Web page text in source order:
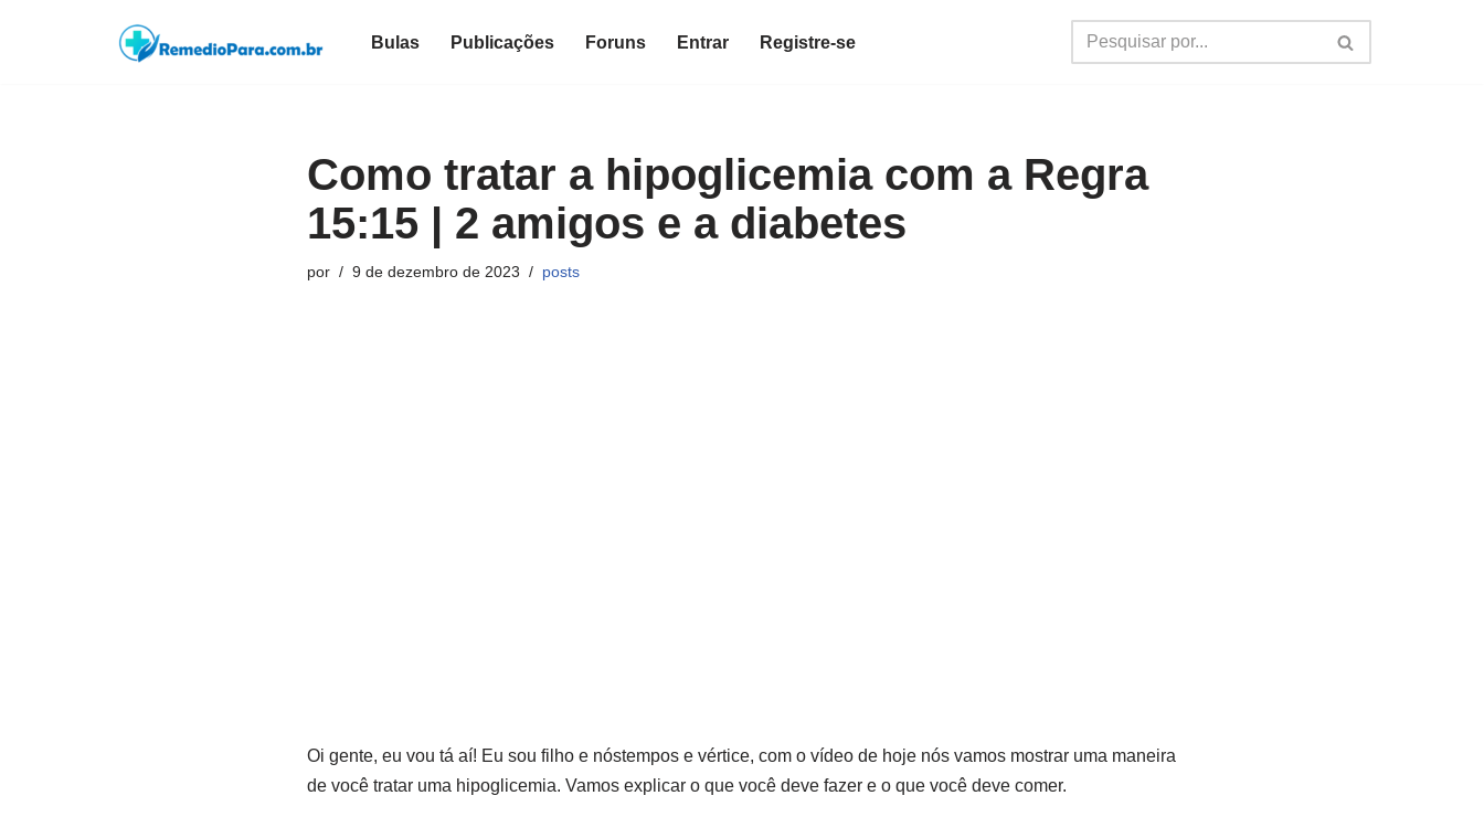
Bulas Publicações Foruns Entrar Registre-se
Como tratar a hipoglicemia com a Regra
15:15 | 2 amigos e a diabetes
por 9 de dezembro de 2023 posts
Oi gente, eu vou tá aí! Eu sou filho e nóstempos e vértice, com o vídeo de hoje nós vamos mostrar uma maneira
de você tratar uma hipoglicemia. Vamos explicar o que você deve fazer e o que você deve comer.